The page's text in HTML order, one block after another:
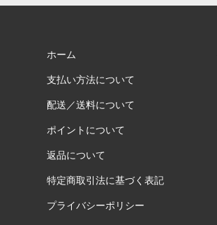
ホーム
支払い方法について
配送／送料について
ポイントについて
返品について
特定商取引法に基づく表記
プライバシーポリシー